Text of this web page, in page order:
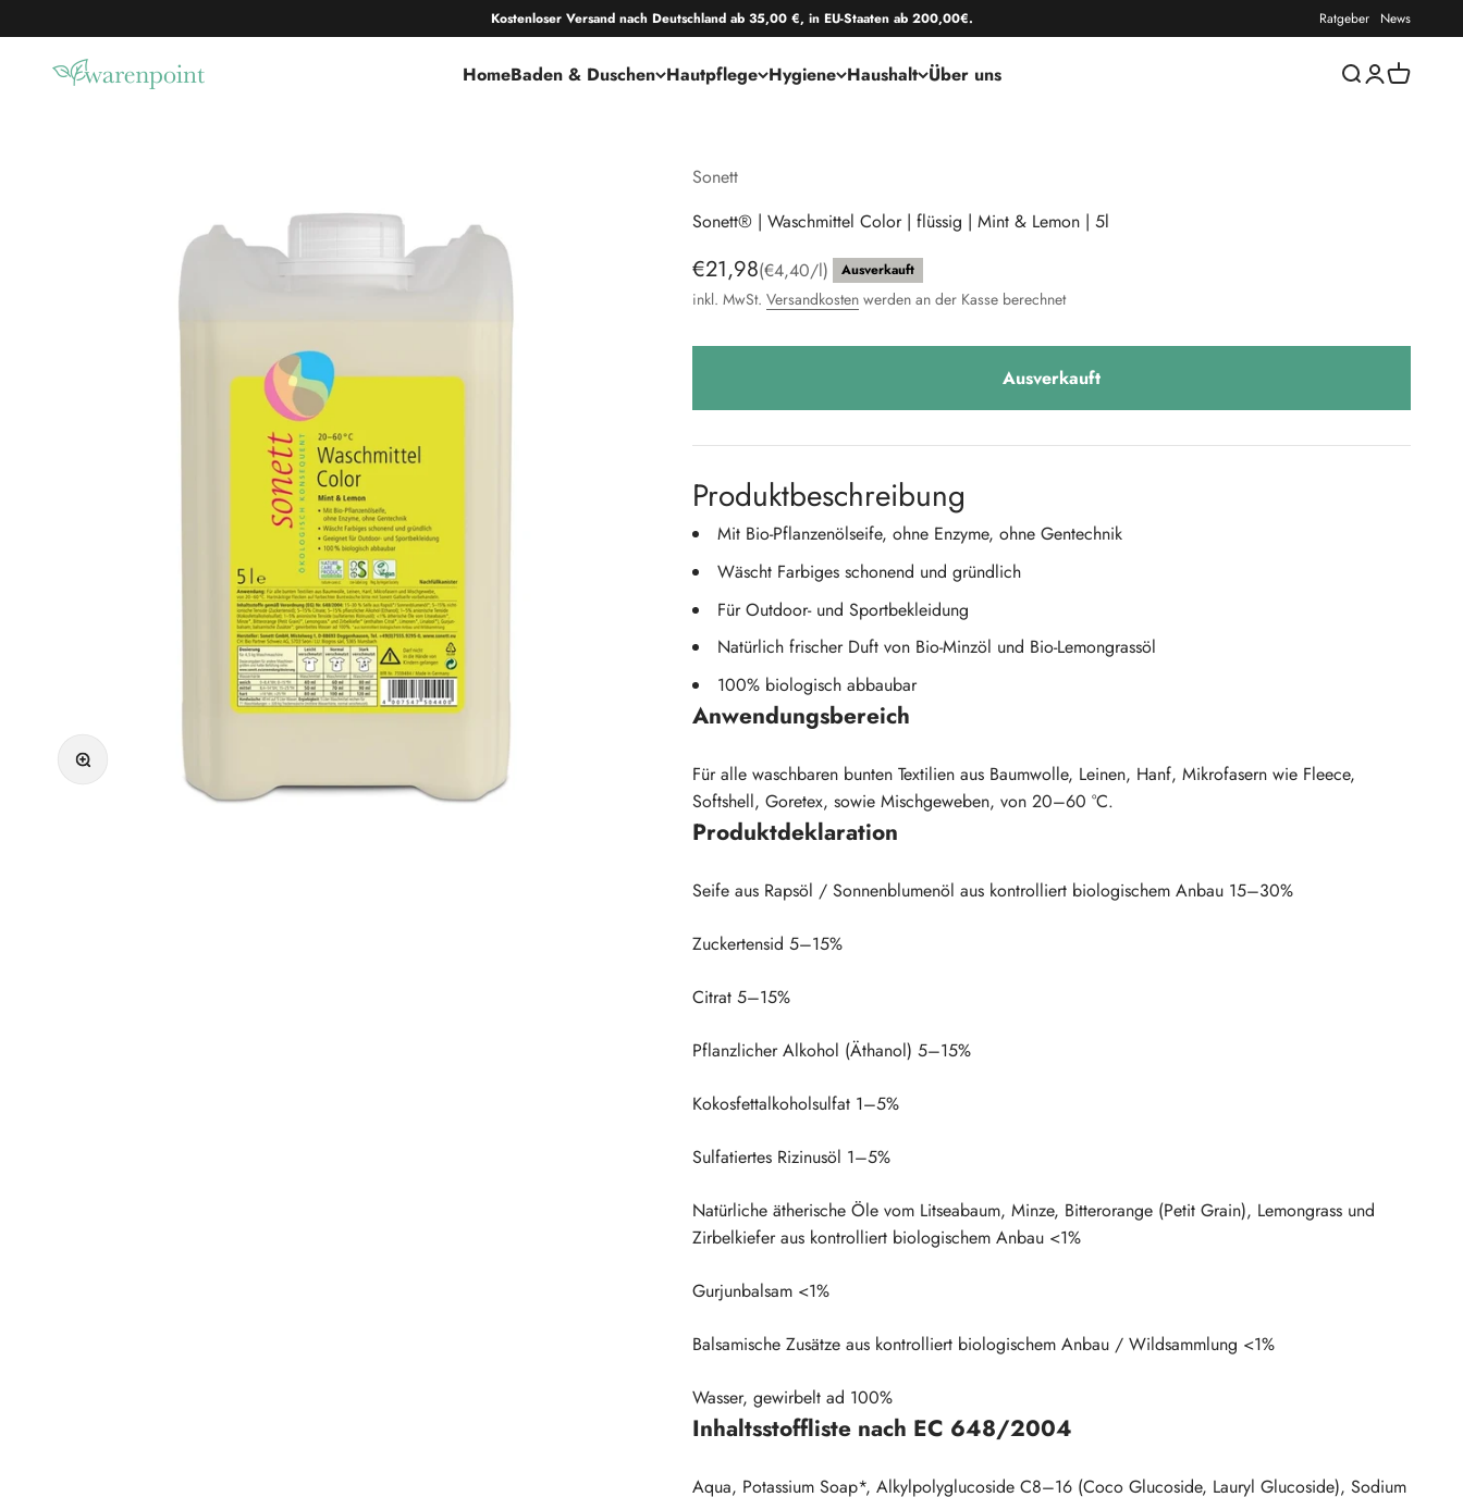
Kostenloser Versand nach Deutschland ab 35,00 €, in EU-Staaten ab 200,00€. Ratgeber News
HomeBaden & Duschen Hautpflege Hygiene Haushalt Über uns
Warenpoint.de Suche öffnen
Bild vergrößern
Sonett
Sonett® | Waschmittel Color | flüssig | Mint & Lemon | 5l
Angebot
€21,98(€4,40/l) Ausverkauft
inkl. MwSt. Versandkosten werden an der Kasse berechnet
Ausverkauft
Produktbeschreibung
Mit Bio-Pflanzenölseife, ohne Enzyme, ohne Gentechnik
Wäscht Farbiges schonend und gründlich
Für Outdoor- und Sportbekleidung
Natürlich frischer Duft von Bio-Minzöl und Bio-Lemongrassöl
100% biologisch abbaubar
Anwendungsbereich
Für alle waschbaren bunten Textilien aus Baumwolle, Leinen, Hanf, Mikrofasern wie Fleece,
Softshell, Goretex, sowie Mischgeweben, von 20–60 °C.
Produktdeklaration
Seife aus Rapsöl / Sonnenblumenöl aus kontrolliert biologischem Anbau 15–30%
Zuckertensid 5–15%
Citrat 5–15%
Pflanzlicher Alkohol (Äthanol) 5–15%
Kokosfettalkoholsulfat 1–5%
Sulfatiertes Rizinusöl 1–5%
Natürliche ätherische Öle vom Litseabaum, Minze, Bitterorange (Petit Grain), Lemongrass und
Zirbelkiefer aus kontrolliert biologischem Anbau <1%
Gurjunbalsam <1%
Balsamische Zusätze aus kontrolliert biologischem Anbau / Wildsammlung <1%
Wasser, gewirbelt ad 100%
Inhaltsstoffliste nach EC 648/2004
Aqua, Potassium Soap*, Alkylpolyglucoside C8–16 (Coco Glucoside, Lauryl Glucoside), Sodium